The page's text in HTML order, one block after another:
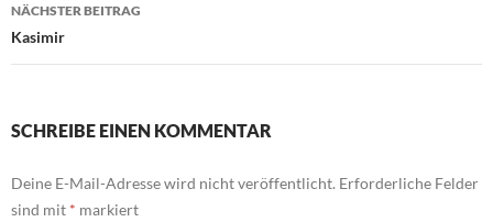
NÄCHSTER BEITRAG
Kasimir
SCHREIBE EINEN KOMMENTAR
Deine E-Mail-Adresse wird nicht veröffentlicht. Erforderliche Felder
sind mit * markiert